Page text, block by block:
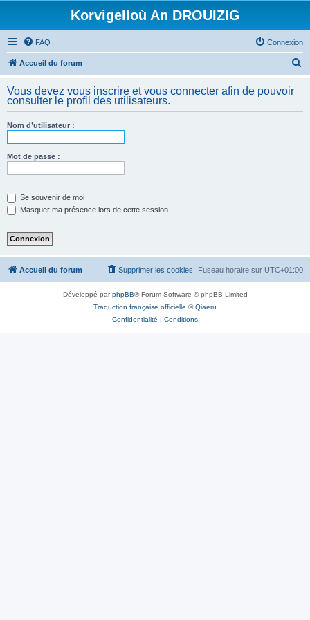
Korvigelloù An DROUIZIG
FAQ Connexion
Accueil du forum
h
Vous devez vous inscrire et vous connecter afin de pouvoir
consulter le profil des utilisateurs.
Nom d’utilisateur :
Mot de passe :
Se souvenir de moi
Masquer ma présence lors de cette session
Accueil du forum Fuseau horaire sur UTC+01:00
Supprimer les cookies
Développé parphpBB® Forum Software © phpBB Limited
Traduction française officielle ©Qiaeru
Confidentialité | Conditions